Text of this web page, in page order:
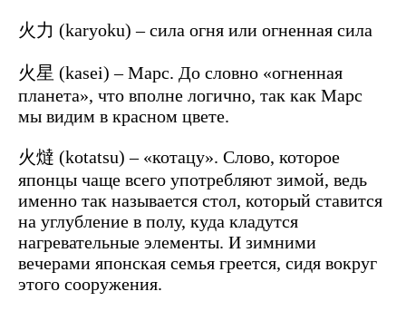
火力 (karyoku) – сила огня или огненная сила
火星 (kasei) – Марс. До словно «огненная
планета», что вполне логично, так как Марс
мы видим в красном цвете.
火燵 (kotatsu) – «котацу». Слово, которое
японцы чаще всего употребляют зимой, ведь
именно так называется стол, который ставится
на углубление в полу, куда кладутся
нагревательные элементы. И зимними
вечерами японская семья греется, сидя вокруг
этого сооружения.